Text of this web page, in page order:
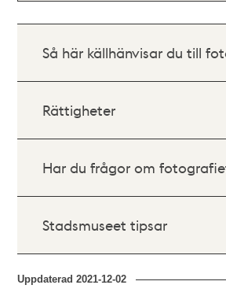
Så här källhänvisar du till
Rättigheter
Har du frågor om
Stadsmuseet tipsar
Uppdaterad2021-12-02